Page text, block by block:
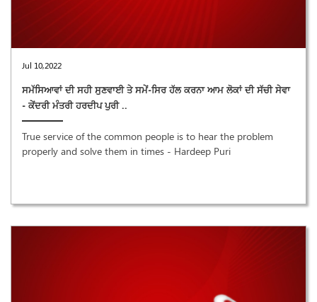
Jul 10,2022
ਸਮੱਸਿਆਵਾਂ ਦੀ ਸਹੀ ਸੁਣਵਾਈ ਤੇ ਸਮੇਂ-ਸਿਰ ਹੱਲ ਕਰਨਾ ਆਮ ਲੋਕਾਂ ਦੀ ਸੱਚੀ ਸੇਵਾ
- ਕੇਂਦਰੀ ਮੰਤਰੀ ਹਰਦੀਪ ਪੁਰੀ ..
True service of the common people is to hear the problem
properly and solve them in times - Hardeep Puri